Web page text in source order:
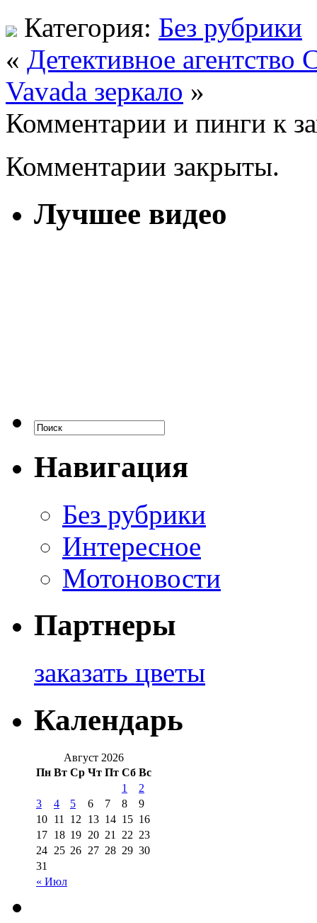
Категория: Без рубрики
« Детективное агентство
Vavada зеркало »
Комментарии и пинги к
Комментарии закрыты.
Лучшее видео
Навигация
Без рубрики
Интересное
Мотоновости
Партнеры
заказать цветы
Календарь
Август 2026
Пн Вт Ср Чт Пт Сб Вс
« Июл
1
2
3
4 5 6 7 8
9
10 11 12 13 14 15 16
17 18 19 20 21 22 23
24 25 26 27 28 29 30
31